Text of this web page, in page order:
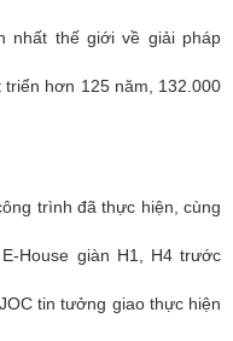
nhất thế giới về giải pháp
hơn 125 năm, 132.000
trình đã thực hiện, cùng
House giàn H1, H4 trước
tin tưởng giao thực hiện